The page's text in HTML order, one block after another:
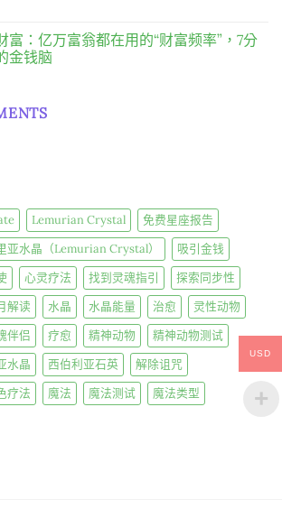
富：亿万富翁都在用的“财富频率”，7分
金钱脑
Lemurian Crystal
免费星座报告
亚水晶（Lemurian Crystal）
吸引金钱
心灵疗法 找到灵魂指引
探索同步性
解读 水晶 水晶能量 治愈
灵性动物
伴侣 疗愈 精神动物
精神动物测试
水晶 西伯利亚石英
解除诅咒
疗法 魔法 魔法测试 魔法类型
USD